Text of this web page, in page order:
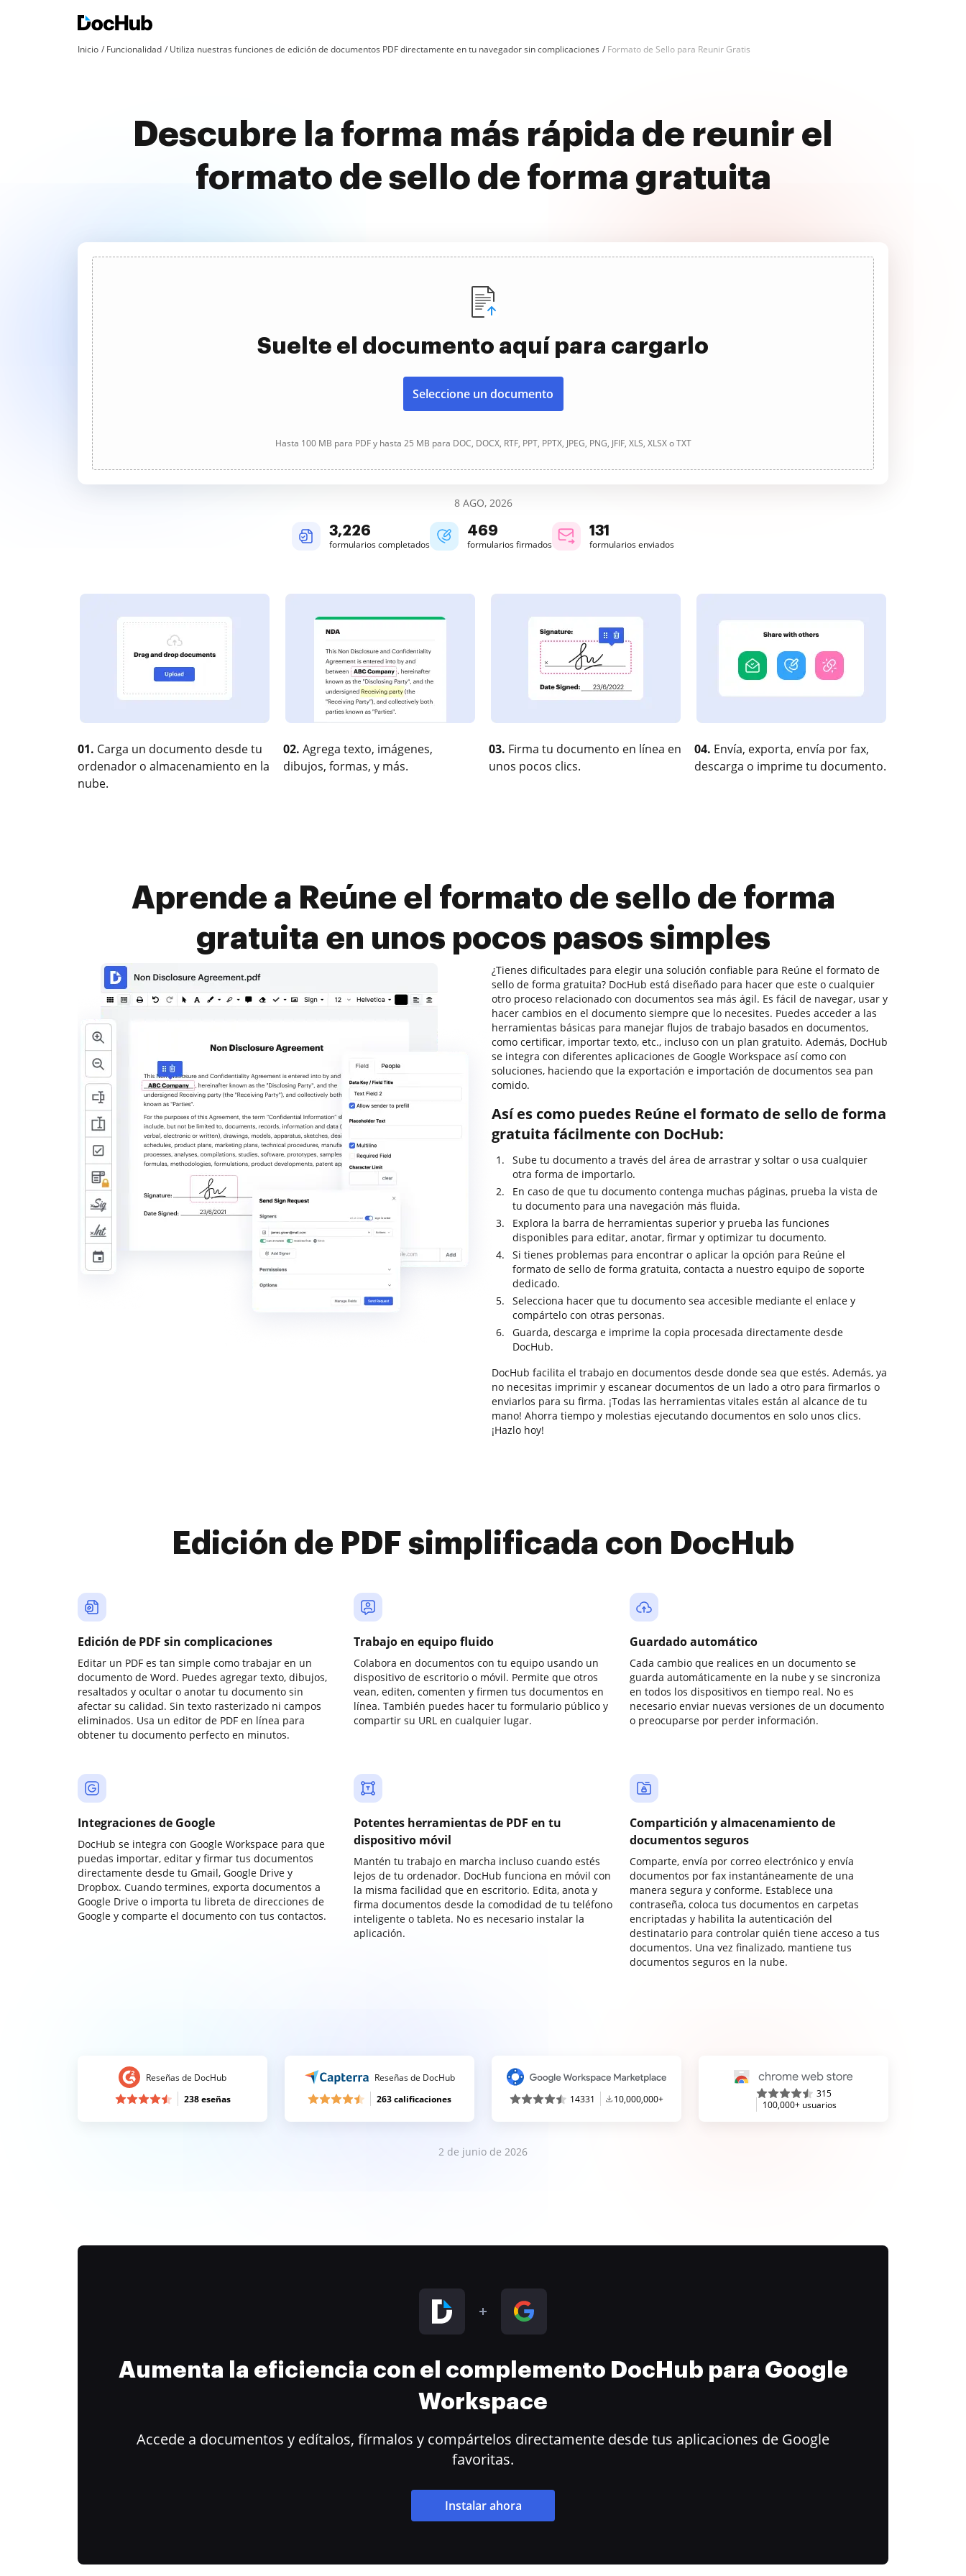
Inicio Funcionalidad Utiliza nuestras funciones de edición de documentos PDF directamente en tu navegador sin complicaciones Formato de Sello para Reunir Gratis
Descubre la forma más rápida de reunir el
formato de sello de forma gratuita
Suelte el documento aquí para cargarlo
Seleccione un documento
Hasta 100 MB para PDF y hasta 25 MB para DOC, DOCX, RTF, PPT, PPTX, JPEG, PNG, JFIF, XLS, XLSX o TXT
8 AGO, 2026
3,226
formularios completados
469
formularios firmados
131
formularios enviados
01. Carga un documento desde tu
ordenador o almacenamiento en la
nube.
02. Agrega texto, imágenes,
dibujos, formas, y más.
03. Firma tu documento en línea en
unos pocos clics.
04. Envía, exporta, envía por fax,
descarga o imprime tu documento.
Aprende a Reúne el formato de sello de forma
gratuita en unos pocos pasos simples
¿Tienes dificultades para elegir una solución confiable para Reúne el formato de
sello de forma gratuita? DocHub está diseñado para hacer que este o cualquier
otro proceso relacionado con documentos sea más ágil. Es fácil de navegar, usar y
hacer cambios en el documento siempre que lo necesites. Puedes acceder a las
herramientas básicas para manejar flujos de trabajo basados en documentos,
como certificar, importar texto, etc., incluso con un plan gratuito. Además, DocHub
se integra con diferentes aplicaciones de Google Workspace así como con
soluciones, haciendo que la exportación e importación de documentos sea pan
comido.
Así es como puedes Reúne el formato de sello de forma
gratuita fácilmente con DocHub:
Sube tu documento a través del área de arrastrar y soltar o usa cualquier
otra forma de importarlo.
En caso de que tu documento contenga muchas páginas, prueba la vista de
tu documento para una navegación más fluida.
Explora la barra de herramientas superior y prueba las funciones
disponibles para editar, anotar, firmar y optimizar tu documento.
Si tienes problemas para encontrar o aplicar la opción para Reúne el
formato de sello de forma gratuita, contacta a nuestro equipo de soporte
dedicado.
Selecciona hacer que tu documento sea accesible mediante el enlace y
compártelo con otras personas.
Guarda, descarga e imprime la copia procesada directamente desde
DocHub.
DocHub facilita el trabajo en documentos desde donde sea que estés. Además, ya
no necesitas imprimir y escanear documentos de un lado a otro para firmarlos o
enviarlos para su firma. ¡Todas las herramientas vitales están al alcance de tu
mano! Ahorra tiempo y molestias ejecutando documentos en solo unos clics.
¡Hazlo hoy!
Edición de PDF simplificada con DocHub
Edición de PDF sin complicaciones
Editar un PDF es tan simple como trabajar en un
documento de Word. Puedes agregar texto, dibujos,
resaltados y ocultar o anotar tu documento sin
afectar su calidad. Sin texto rasterizado ni campos
eliminados. Usa un editor de PDF en línea para
obtener tu documento perfecto en minutos.
Trabajo en equipo fluido
Colabora en documentos con tu equipo usando un
dispositivo de escritorio o móvil. Permite que otros
vean, editen, comenten y firmen tus documentos en
línea. También puedes hacer tu formulario público y
compartir su URL en cualquier lugar.
Guardado automático
Cada cambio que realices en un documento se
guarda automáticamente en la nube y se sincroniza
en todos los dispositivos en tiempo real. No es
necesario enviar nuevas versiones de un documento
o preocuparse por perder información.
Integraciones de Google
DocHub se integra con Google Workspace para que
puedas importar, editar y firmar tus documentos
directamente desde tu Gmail, Google Drive y
Dropbox. Cuando termines, exporta documentos a
Google Drive o importa tu libreta de direcciones de
Google y comparte el documento con tus contactos.
Potentes herramientas de PDF en tu
dispositivo móvil
Mantén tu trabajo en marcha incluso cuando estés
lejos de tu ordenador. DocHub funciona en móvil con
la misma facilidad que en escritorio. Edita, anota y
firma documentos desde la comodidad de tu teléfono
inteligente o tableta. No es necesario instalar la
aplicación.
Compartición y almacenamiento de
documentos seguros
Comparte, envía por correo electrónico y envía
documentos por fax instantáneamente de una
manera segura y conforme. Establece una
contraseña, coloca tus documentos en carpetas
encriptadas y habilita la autenticación del
destinatario para controlar quién tiene acceso a tus
documentos. Una vez finalizado, mantiene tus
documentos seguros en la nube.
Reseñas de DocHub
238 eseñas
Reseñas de DocHub
263 calificaciones
14331 10,000,000+
315
100,000+ usuarios
2 de junio de 2026
Aumenta la eficiencia con el complemento DocHub para Google
Workspace
Accede a documentos y edítalos, fírmalos y compártelos directamente desde tus aplicaciones de Google
favoritas.
Instalar ahora